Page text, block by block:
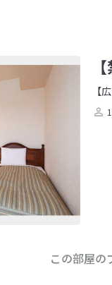
【
この部屋の